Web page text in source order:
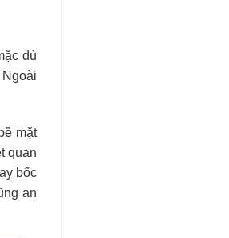
dù
mặt
quan
bốc
an